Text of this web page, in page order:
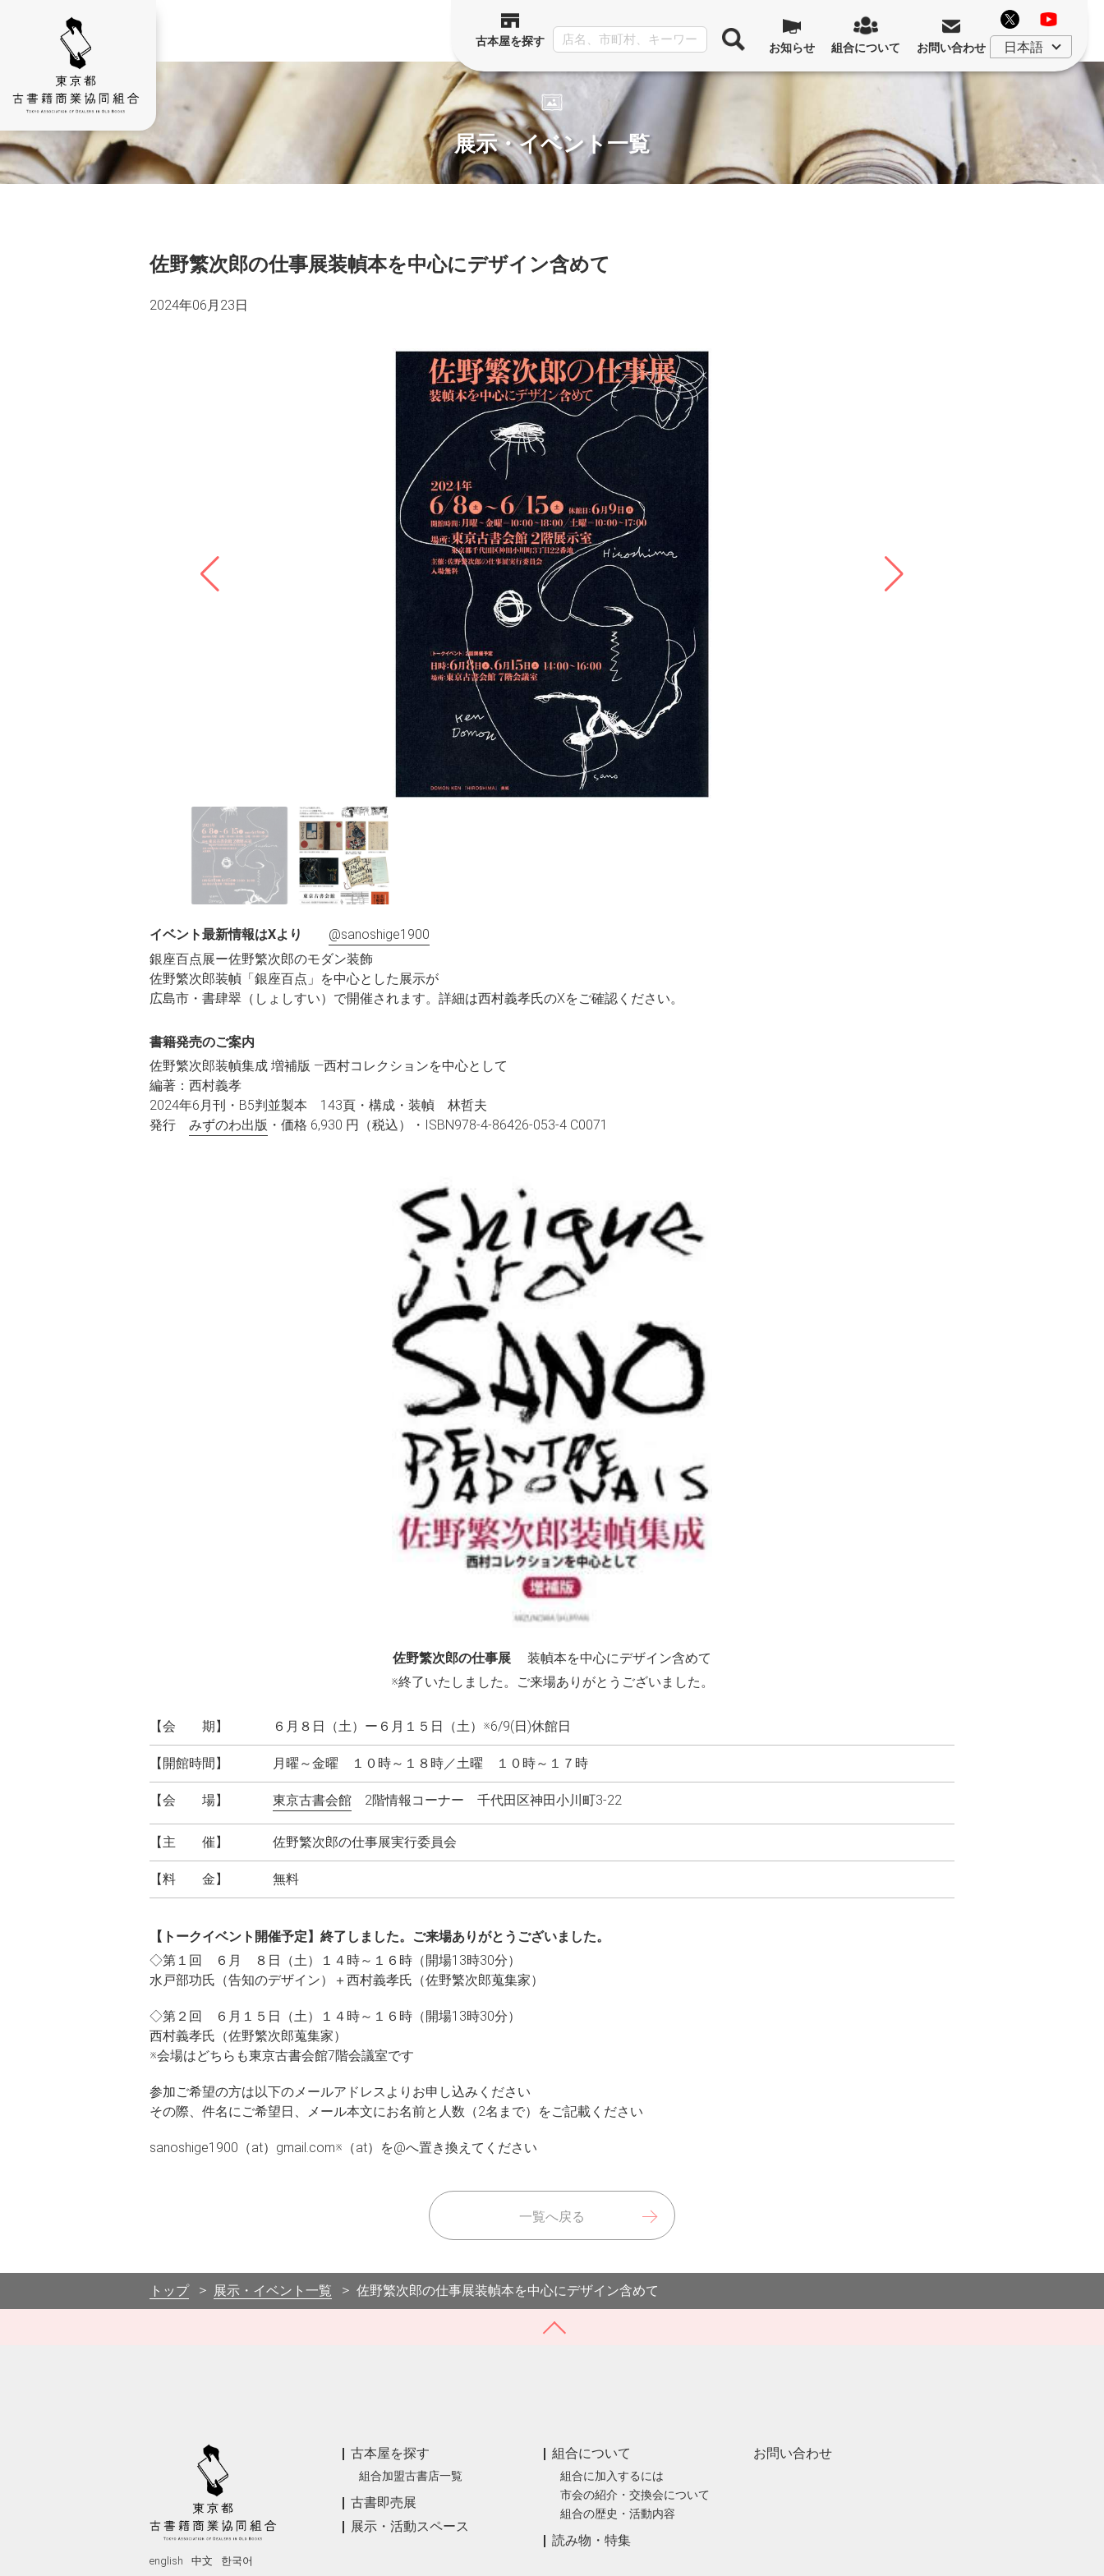
古本屋を探す お知らせ 組合について お問い合わせ
展示・イベント一覧
佐野繁次郎の仕事展装幀本を中心にデザイン含めて
2024年06月23日
イベント最新情報はXより
@sanoshige1900
銀座百点展ー佐野繁次郎のモダン装飾
佐野繁次郎装幀「銀座百点」を中心とした展示が
広島市・書肆翠（しょしすい）で開催されます。詳細は西村義孝氏のXをご確認ください。
書籍発売のご案内
佐野繁次郎装幀集成 増補版 ―西村コレクションを中心として
編著：西村義孝
2024年6月刊・B5判並製本 143頁・構成・装幀 林哲夫
発行 みずのわ出版 ・価格 6,930 円（税込）・ISBN978-4-86426-053-4 C0071
佐野繁次郎の仕事展 装幀本を中心にデザイン含めて
※終了いたしました。ご来場ありがとうございました。
【会 期】 ６月８日（土）ー６月１５日（土）※6/9(日)休館日
【開館時間】 月曜～金曜 １０時～１８時／土曜 １０時～１７時
【会 場】 東京古書会館 2階情報コーナー 千代田区神田小川町3-22
【主 催】 佐野繁次郎の仕事展実行委員会
【料 金】 無料
【トークイベント開催予定】終了しました。ご来場ありがとうございました。
◇第１回 ６月 ８日（土）１４時～１６時（開場13時30分）
水戸部功氏（告知のデザイン）＋西村義孝氏（佐野繁次郎蒐集家）
◇第２回 ６月１５日（土）１４時～１６時（開場13時30分）
西村義孝氏（佐野繁次郎蒐集家）
※会場はどちらも東京古書会館7階会議室です
参加ご希望の方は以下のメールアドレスよりお申し込みください
その際、件名にご希望日、メール本文にお名前と人数（2名まで）をご記載ください
sanoshige1900（at）gmail.com※（at）を@へ置き換えてください
一覧へ戻る
トップ 展示・イベント一覧 佐野繁次郎の仕事展装幀本を中心にデザイン含めて
english 中文 한국어
古本屋を探す
組合加盟古書店一覧
古書即売展
展示・活動スペース
組合について
組合に加入するには
市会の紹介・交換会について
組合の歴史・活動内容
読み物・特集
お問い合わせ